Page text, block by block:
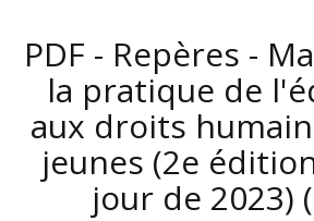
PDF - Repères -
la pratique de
aux droits
jeunes (2e
jour de 2023)